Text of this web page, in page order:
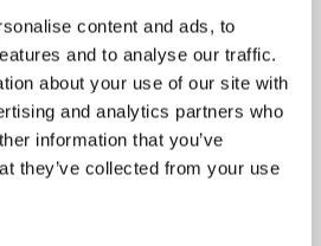
content and ads, to
and to analyse our traffic.
about your use of our site with
and analytics partners who
information that you’ve
they’ve collected from your use
di giovani protagonisti che si sforza
universale? Vuoi contribuire ad un
United...